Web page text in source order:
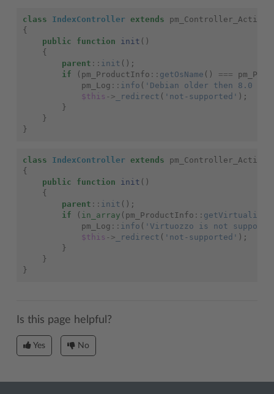
class IndexController extends
pm_Controller_Action
{
public
function init ()
{
parent :: init ();
if
( pm_ProductInfo :: getOsName () ===
pm_Log :: info ( 'Debian older then 8.0 is
$this -> _redirect ( 'not-supported' );
}
}
}
class IndexController extends
pm_Controller_Action
{
public
function init ()
{
parent :: init ();
if
( in_array ( pm_ProductInfo ::
pm_Log :: info ( 'Virtuozzo is not
$this -> _redirect ( 'not-supported' );
}
}
}
Is this page helpful?
Yes No